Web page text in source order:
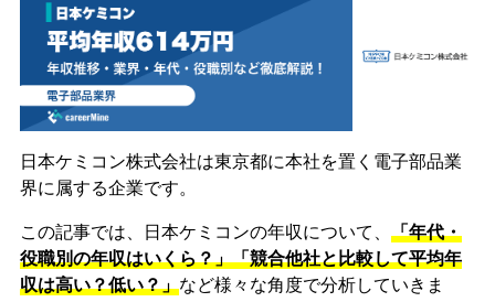
日本ケミコン株式会社は東京都に本社を置く電子部品業
界に属する企業です。
この記事では、日本ケミコンの年収について、 「年代・
役職別の年収はいくら？」「競合他社と比較して平均年
収は高い？低い？」など様々な角度で分析していきま